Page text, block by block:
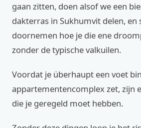
gaan zitten, doen alsof we een
dakterras in Sukhumvit delen, en
doornemen hoe je die ene
zonder de typische valkuilen.
Voordat je überhaupt een voet
appartementencomplex zet, zijn
die je geregeld moet hebben.